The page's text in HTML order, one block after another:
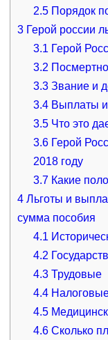
2.5 Порядок
3Герой россии
3.1 Герой
3.2
3.3 Звание и
3.4 Выплаты и
3.5 Что это
3.6 Герой
2018 году
3.7 Какие
4Льготы и
сумма пособия
4.1
4.2
4.3 Трудовые
4.4
4.5
4.6 Сколько